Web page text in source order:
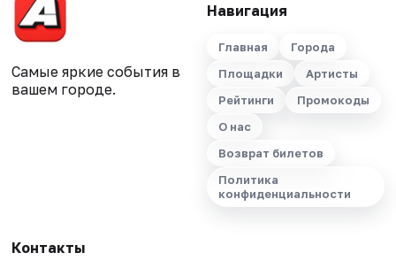
Самые яркие события в
вашем городе.
Навигация
Главная
Города
Площадки
Артисты
Рейтинги
Промокоды
О нас
Возврат билетов
Политика
конфиденциальности
Контакты